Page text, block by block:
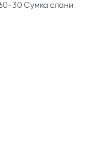
30 Сумка слани